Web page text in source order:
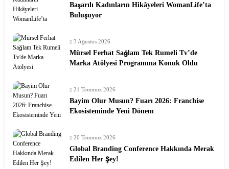
Başarılı Kadınların Hikâyeleri WomanLife’ta
Buluşuyor
3 Ağustos 2026
Mürsel Ferhat Sağlam Tek Rumeli Tv’de
Marka Atölyesi Programına Konuk Oldu
21 Temmuz 2026
Bayim Olur Musun? Fuarı 2026: Franchise
Ekosisteminde Yeni Dönem
20 Temmuz 2026
Global Branding Conference Hakkında Merak
Edilen Her Şey!